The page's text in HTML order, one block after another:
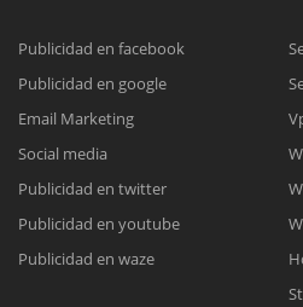
Reunión
Nuestros ejecutivos le enviarán un
Meet para la
Complete el formulario y nos
Chat
para enviarnos un correo
Publicidad en facebook
Publicidad en google
Email Marketing
Social media
Publicidad en twitter
Publicidad en youtube
Publicidad en waze